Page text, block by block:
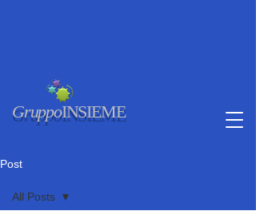
GruppoINSIEME
Post
All Posts